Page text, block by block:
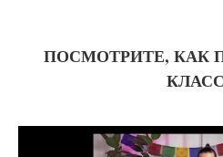
ПОСМОТРИТЕ, КАК